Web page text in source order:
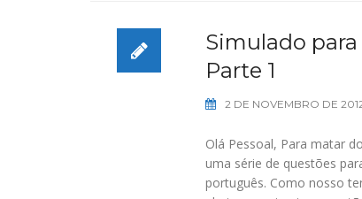
Simulado
Parte 1
2 DE NOVEMBRO DE
Olá Pessoal, Para matar
uma série de questões
português. Como nosso